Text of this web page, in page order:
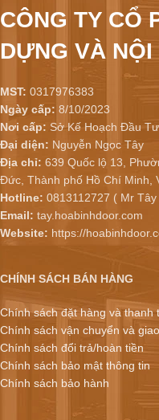
CÔNG TY CỔ
DỰNG VÀ
MST: 0317976383
Ngày cấp: 8/10/2023
Nơi cấp: Sở Kế Hoạch Đầu
Đại diện: Nguyễn Ngọc Tây
Địa chỉ: 639 Quốc lộ 13,
Đức, Thành phố Hồ Chí Minh,
Hotline: 0813112727 ( Mr Tây
Email: tay.hoabinhdoor.com
Website: https://
CHÍNH SÁCH BÁN HÀNG
Chính sách đặt hàng và thanh
Chính sách vận chuyển và
Chính sách đổi trả/hoàn tiền
Chính sách bảo mật thông tin
Chính sách bảo hành